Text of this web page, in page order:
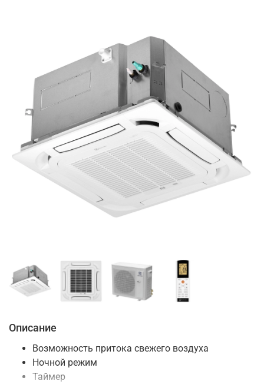
Описание
Возможность притока свежего воздуха
Ночной режим
Таймер